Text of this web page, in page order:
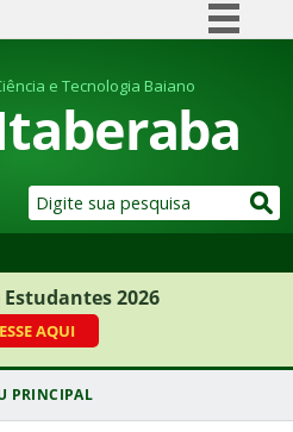
Comunica BR
Participe
Legislação
e Tecnologia Baiano
2026
AQUI